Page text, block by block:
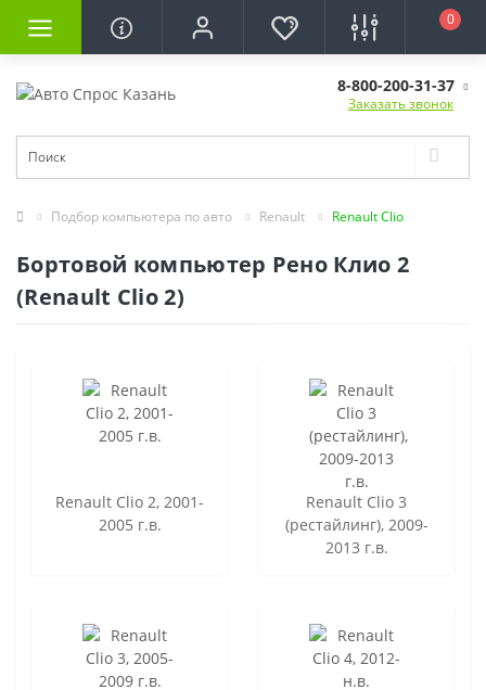
0
8-800-200-31-37
Заказать звонок
Подбор компьютера по авто Renault Renault Clio
Бортовой компьютер Рено Клио 2
(Renault Clio 2)
Renault Clio 2, 2001-
2005 г.в.
Renault Clio 3
(рестайлинг), 2009-
2013 г.в.